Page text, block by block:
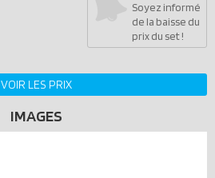
Soyez informé
de la baisse du
prix du set !
VOIR LES PRIX
IMAGES